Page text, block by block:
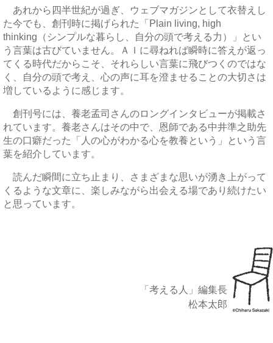
あれから四半世紀が過ぎ、ウェブマガジンとして衣替えし
た今でも、創刊時に掲げられた「Plain living, high
thinking（シンプルな暮らし、自分の頭で考える力）」とい
う言葉は古びていません。ＡＩに尋ねれば瞬時に答えが返っ
てくる時代だからこそ、それらしい言葉に飛びつくのではな
く、自分の頭で考え、心の声に耳を澄ませることの大切さは
増しているように感じます。
創刊号には、養老孟司さんのロングインタビューが掲載さ
れています。養老さんはその中で、恩師である中井準之助先
生の口癖だった「人の心がわかる心を教養という」という言
葉を紹介しています。
読んだ瞬間に立ち止まり、さまざまな思いが湧き上がって
くるような文章に、楽しみながら出会える場であり続けたい
と思っています。
「考える人」編集長
松本太郎